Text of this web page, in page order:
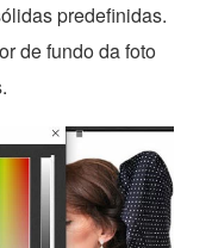
predefinidas.
de fundo da foto